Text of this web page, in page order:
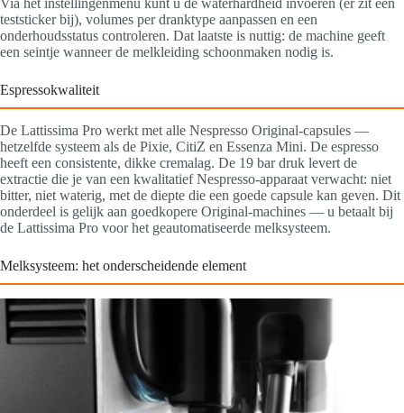
Via het instellingenmenu kunt u de waterhardheid invoeren (er zit een
teststicker bij), volumes per dranktype aanpassen en een
onderhoudsstatus controleren. Dat laatste is nuttig: de machine geeft
een seintje wanneer de melkleiding schoonmaken nodig is.
Espressokwaliteit
De Lattissima Pro werkt met alle Nespresso Original-capsules —
hetzelfde systeem als de Pixie, CitiZ en Essenza Mini. De espresso
heeft een consistente, dikke cremalag. De 19 bar druk levert de
extractie die je van een kwalitatief Nespresso-apparaat verwacht: niet
bitter, niet waterig, met de diepte die een goede capsule kan geven. Dit
onderdeel is gelijk aan goedkopere Original-machines — u betaalt bij
de Lattissima Pro voor het geautomatiseerde melksysteem.
Melksysteem: het onderscheidende element